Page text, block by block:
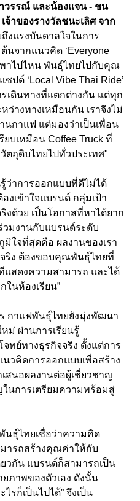
รรณ์ และน้องแจน - ชน
าของรางวัลชนะเลิศ จาก
ถึงแรงบันดาลใจในการ
ต้นจากแนวคิด ‘Everyone
าไปไหน พันธุ์ไทยไปกับคุณ
ปต์ ‘Local Vibe Thai Ride’
เดินทางที่แตกต่างกัน แต่ทุก
างทางเหมือนกัน เราจึงไม่
กาแฟ แต่มองว่าเป็นเพื่อน
บเหมือน Coffee Truck ที่
ตถุดิบไทยไปทั่วประเทศ"
ว่าการออกแบบที่ดีไม่ได้
งเข้าใจแบรนด์ กลุ่มเป้า
งด้วย เป็นโอกาสที่หาได้ยาก
มงานกับแบรนด์ระดับ
ใจที่สุดคือ ผลงานของเรา
จริง ต้องขอบคุณพันธุ์ไทยที่
แสดงความสามารถ และได้
นห้องเรียน”
กาแฟพันธุ์ไทยยังมุ่งพัฒนา
ม่ ผ่านการเรียนรู้
ทย์ทางธุรกิจจริง ตั้งแต่การ
วคิดการออกแบบเพื่อสร้าง
สนอผลงานต่อผู้เชี่ยวชาญ
นการเตรียมความพร้อมสู่
นธุ์ไทยเชื่อว่าความคิด
ารถสร้างคุณค่าให้กับ
วกัน แบรนด์ก็สามารถเป็น
ภาพของตัวเอง ดังนั้น
รก็เป็นไปได้” จึงเป็น